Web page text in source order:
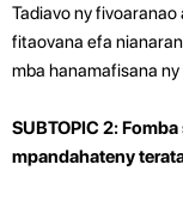
Tadiavo ny
fitaovana efa
mba hanamafisana
SUBTOPIC 2:
mpandahateny